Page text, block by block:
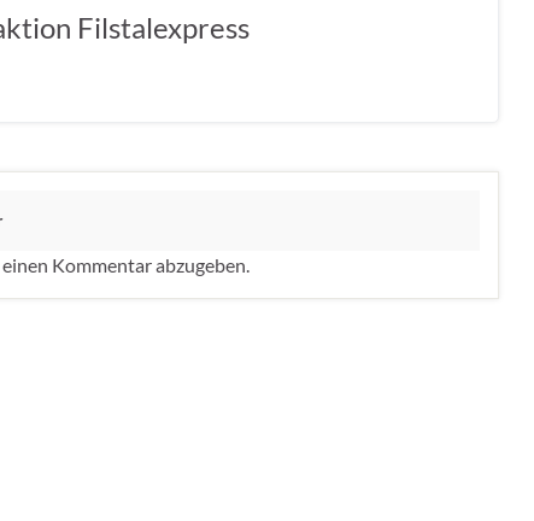
Filstalexpress
einen Kommentar abzugeben.